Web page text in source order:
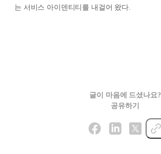
는 서비스 아이덴티티를 내걸어 왔다.
글이 마음에 드셨나요?
공유하기